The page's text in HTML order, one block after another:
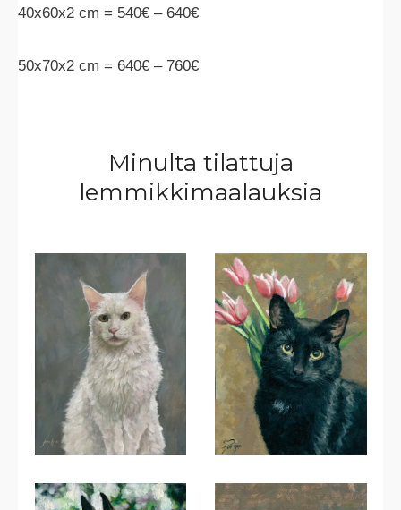
40x60x2 cm = 540€ – 640€
50x70x2 cm = 640€ – 760€
Minulta tilattuja
lemmikkimaalauksia